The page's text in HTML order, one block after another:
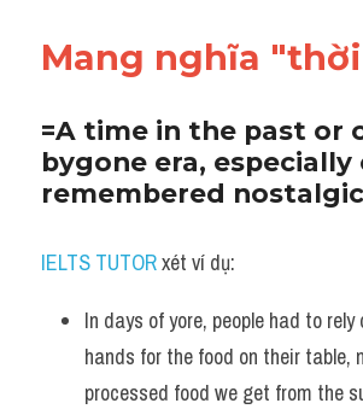
Mang nghĩa
=A time in the past or
bygone era, especially
remembered
IELTS TUTOR xét ví dụ:
In days of yore, people had to rely
hands for the food on their table,
processed food we get from the